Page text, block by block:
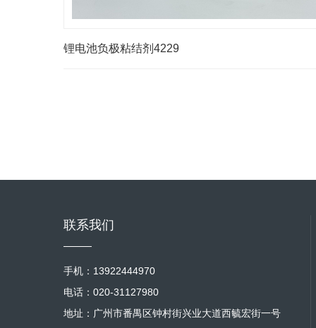
锂电池负极粘结剂4229
联系我们
手机：13922444970
电话：020-31127980
地址：广州市番禺区钟村街兴业大道西毓宏街一号